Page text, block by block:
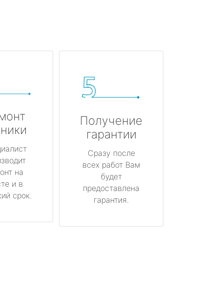
на
и в
срок.
Получение
гарантии
Сразу после
всех работ Вам
будет
предоставлена
гарантия.